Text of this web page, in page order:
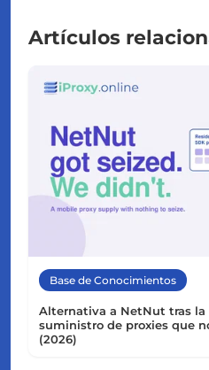
Artículos
Base de Conocimientos
Alternativa a NetNut tras la
suministro de proxies que
(2026)